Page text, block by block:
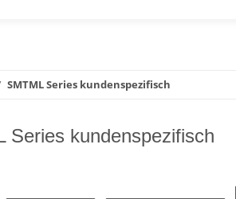
SMTML Series kundenspezifisch
Series kundenspezifisch